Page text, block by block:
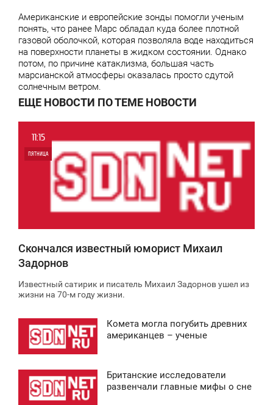
Американские и европейские зонды помогли ученым
понять, что ранее Марс обладал куда более плотной
газовой оболочкой, которая позволяла воде находиться
на поверхности планеты в жидком состоянии. Однако
потом, по причине катаклизма, большая часть
марсианской атмосферы оказалась просто сдутой
солнечным ветром.
ЕЩЕ НОВОСТИ ПО ТЕМЕ НОВОСТИ
11:15
ПЯТНИЦА
Скончался известный юморист Михаил
Задорнов
Известный сатирик и писатель Михаил Задорнов ушел из
жизни на 70-м году жизни.
Комета могла погубить древних
американцев – ученые
Британские исследователи
развенчали главные мифы о сне